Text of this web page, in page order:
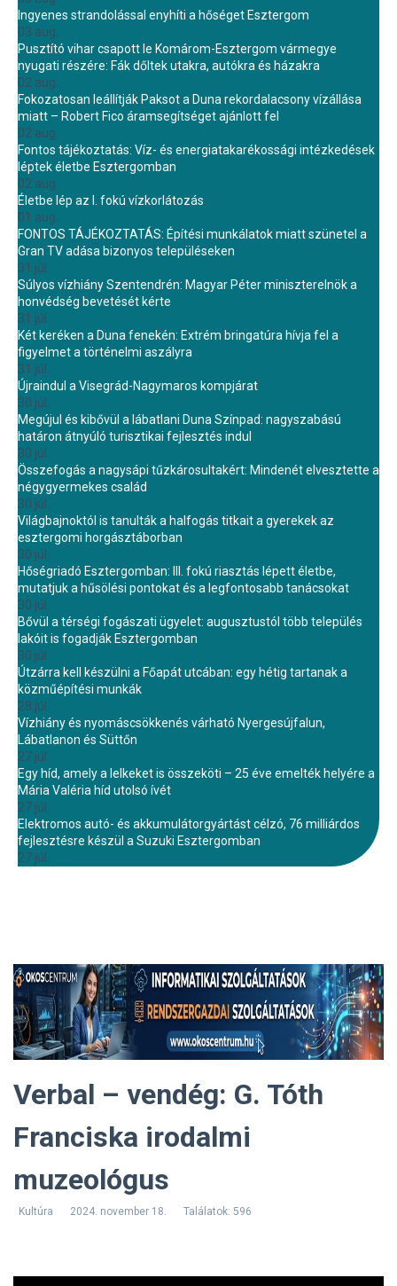
Ingyenes strandolással enyhíti a hőséget Esztergom
03 aug.
Pusztító vihar csapott le Komárom-Esztergom vármegye
nyugati részére: Fák dőltek utakra, autókra és házakra
02 aug.
Fokozatosan leállítják Paksot a Duna rekordalacsony vízállása
miatt – Robert Fico áramsegítséget ajánlott fel
02 aug.
Fontos tájékoztatás: Víz- és energiatakarékossági intézkedések
léptek életbe Esztergomban
02 aug.
Életbe lép az I. fokú vízkorlátozás
01 aug.
FONTOS TÁJÉKOZTATÁS: Építési munkálatok miatt szünetel a
Gran TV adása bizonyos településeken
31 júl.
Súlyos vízhiány Szentendrén: Magyar Péter miniszterelnök a
honvédség bevetését kérte
31 júl.
Két keréken a Duna fenekén: Extrém bringatúra hívja fel a
figyelmet a történelmi aszályra
31 júl.
Újraindul a Visegrád-Nagymaros kompjárat
30 júl.
Megújul és kibővül a lábatlani Duna Színpad: nagyszabású
határon átnyúló turisztikai fejlesztés indul
30 júl.
Összefogás a nagysápi tűzkárosultakért: Mindenét elvesztette a
négygyermekes család
30 júl.
Világbajnoktól is tanulták a halfogás titkait a gyerekek az
esztergomi horgásztáborban
30 júl.
Hőségriadó Esztergomban: III. fokú riasztás lépett életbe,
mutatjuk a hűsölési pontokat és a legfontosabb tanácsokat
30 júl.
Bővül a térségi fogászati ügyelet: augusztustól több település
lakóit is fogadják Esztergomban
30 júl.
Útzárra kell készülni a Főapát utcában: egy hétig tartanak a
közműépítési munkák
28 júl.
Vízhiány és nyomáscsökkenés várható Nyergesújfalun,
Lábatlanon és Süttőn
27 júl.
Egy híd, amely a lelkeket is összeköti – 25 éve emelték helyére a
Mária Valéria híd utolsó ívét
27 júl.
Elektromos autó- és akkumulátorgyártást célzó, 76 milliárdos
fejlesztésre készül a Suzuki Esztergomban
27 júl.
Verbal – vendég: G. Tóth
Franciska irodalmi
muzeológus
Kultúra 2024. november 18. Találatok: 596